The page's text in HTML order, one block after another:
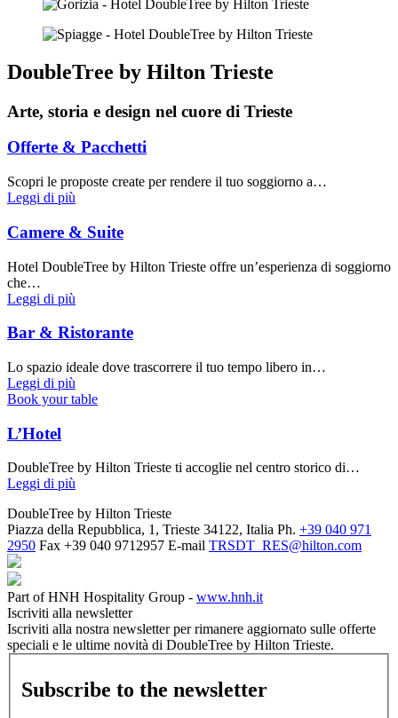
DoubleTree by Hilton Trieste
Arte, storia e design nel cuore di Trieste
Offerte & Pacchetti
Scopri le proposte create per rendere il tuo soggiorno a…
Leggi di più
Camere & Suite
Hotel DoubleTree by Hilton Trieste offre un’esperienza di soggiorno
che…
Leggi di più
Bar & Ristorante
Lo spazio ideale dove trascorrere il tuo tempo libero in…
Leggi di più
Book your table
L’Hotel
DoubleTree by Hilton Trieste ti accoglie nel centro storico di…
Leggi di più
DoubleTree by Hilton Trieste
Piazza della Repubblica, 1, Trieste 34122, Italia Ph. +39 040 971
2950 Fax +39 040 9712957 E-mail TRSDT_RES@hilton.com
Part of HNH Hospitality Group - www.hnh.it
Iscriviti alla newsletter
Iscriviti alla nostra newsletter per rimanere aggiornato sulle offerte
speciali e le ultime novità di DoubleTree by Hilton Trieste.
Subscribe to the newsletter